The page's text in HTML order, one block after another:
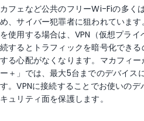
カフェなど公共のフリーWi-Fiの多く
め、サイバー犯罪者に狙われていま
を使用する場合は、VPN（仮想プラ
続するとトラフィックを暗号化でき
する心配がなくなります。マカフィ
ー＋」では、最大5台までのデバイス
す。VPNに接続することでお使いの
キュリティ面を保護します。